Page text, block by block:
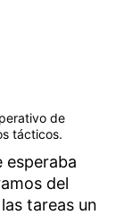
de
tácticos.
esperaba
del
tareas un